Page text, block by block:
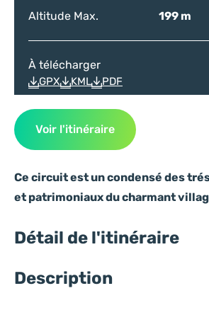
Ce circuit est un condensé des
et patrimoniaux du charmant
Détail de l'itinéraire
Description
Altitude Max.
199 m
À télécharger
GPX KML PDF
Voir l'itinéraire